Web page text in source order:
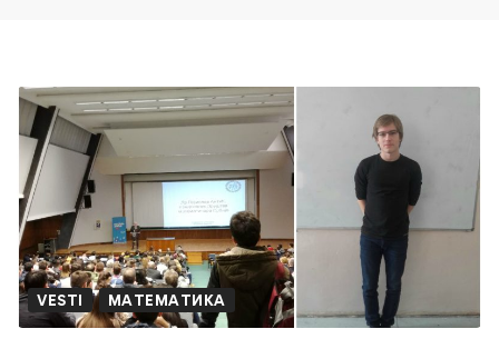
Државно
такмичење
из
математике
заVESTI МАТЕМАТИКА